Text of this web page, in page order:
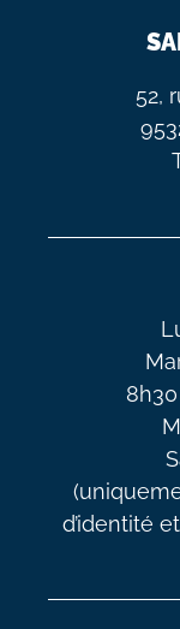
52,
d’identité